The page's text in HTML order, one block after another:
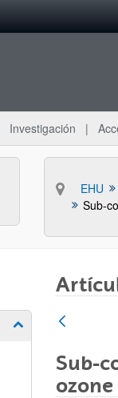
Investigación
EHU
Mostrar/ocultar
Sub-